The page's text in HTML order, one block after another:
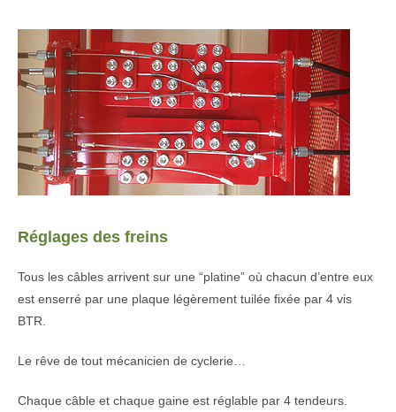
Réglages des freins
Tous les câbles arrivent sur une “platine” où chacun d’entre eux
est enserré par une plaque légèrement tuilée fixée par 4 vis
BTR.
Le rêve de tout mécanicien de cyclerie…
Chaque câble et chaque gaine est réglable par 4 tendeurs.